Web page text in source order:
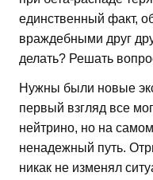
единственный факт,
враждебными друг
делать? Решать
Нужны были новые
первый взгляд все
нейтрино, но на
ненадежный путь.
никак не изменял